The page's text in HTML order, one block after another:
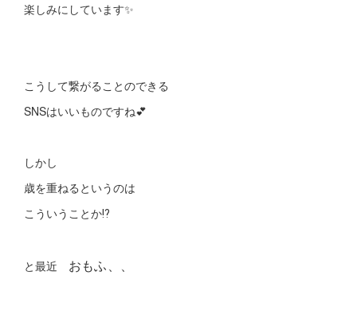
楽しみにしています✨
こうして繋がることのできる
SNSはいいものですね💕
しかし
歳を重ねるというのは
こういうことか⁉️
と最近 おもふ、、